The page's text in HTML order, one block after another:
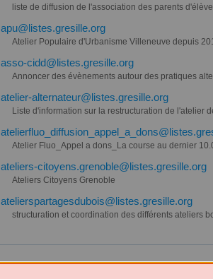
liste de diffusion de l'association des parents
apu@listes.gresille.org
Atelier Populaire d'Urbanisme Villeneuve depuis
asso-cidd@listes.gresille.org
Annoncer des évènements autour des pratiques
atelier-alternateur@listes.gresille.org
Liste d'information sur la restructuration de l'atelier
Atelier Fluo_Appel a dons_La course au dernier
ateliers-citoyens.grenoble@listes.gresille.org
Ateliers Citoyens Grenoble
atelierspartagesdubois@listes.gresille.org
structuration et coordination des différents ateliers